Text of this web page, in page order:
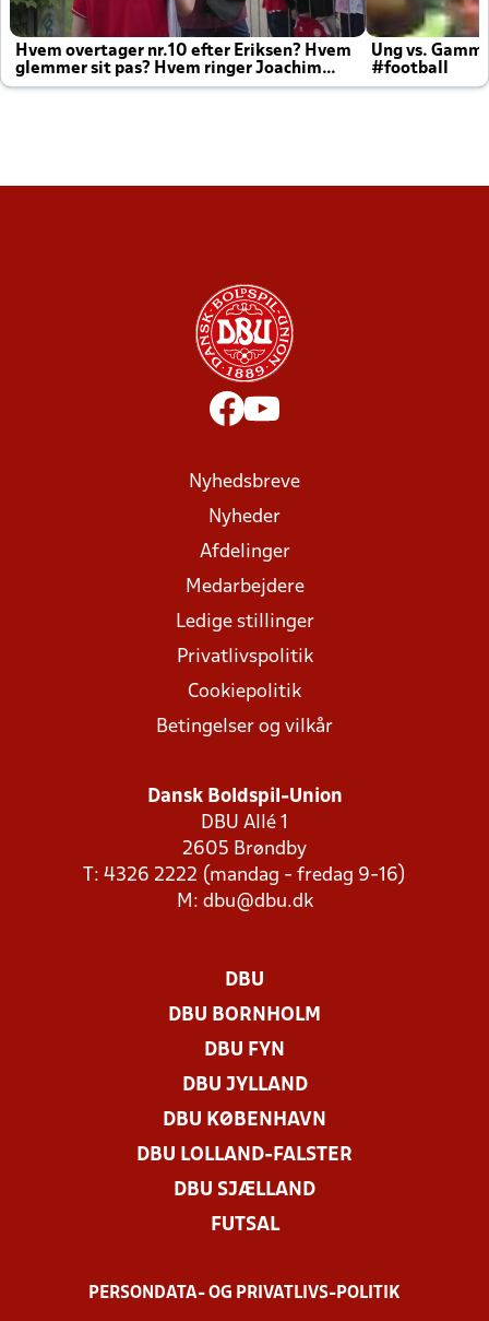
Hvem overtager nr.10 efter Eriksen? Hvem
glemmer sit pas? Hvem ringer Joachim
altid til efter kampe?
Ung vs.
#football
Nyhedsbreve
Nyheder
Afdelinger
Medarbejdere
Ledige stillinger
Privatlivspolitik
Cookiepolitik
Betingelser og vilkår
Dansk Boldspil-Union
DBU Allé 1
2605 Brøndby
T: 4326 2222 (mandag - fredag 9-16)
M: dbu@dbu.dk
DBU
DBU BORNHOLM
DBU FYN
DBU JYLLAND
DBU KØBENHAVN
DBU LOLLAND-FALSTER
DBU SJÆLLAND
FUTSAL
PERSONDATA- OG PRIVATLIVS-POLITIK